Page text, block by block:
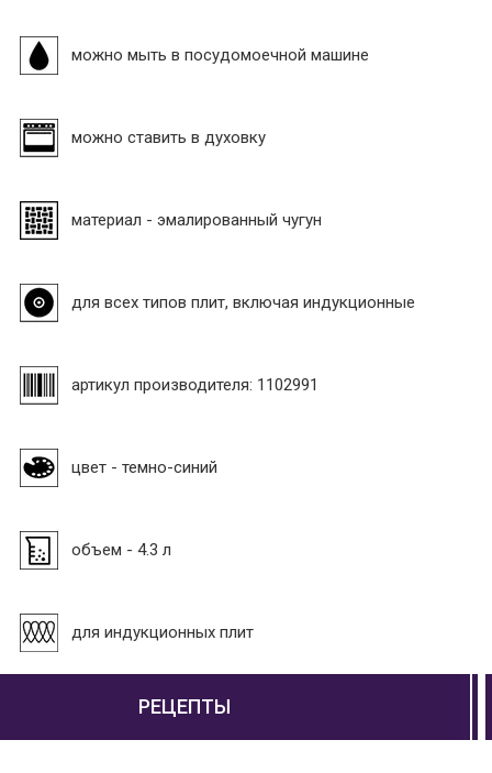
можно мыть в посудомоечной машине
можно ставить в духовку
материал - эмалированный чугун
для всех типов плит, включая индукционные
артикул производителя: 1102991
цвет - темно-синий
объем - 4.3 л
для индукционных плит
РЕЦЕПТЫ